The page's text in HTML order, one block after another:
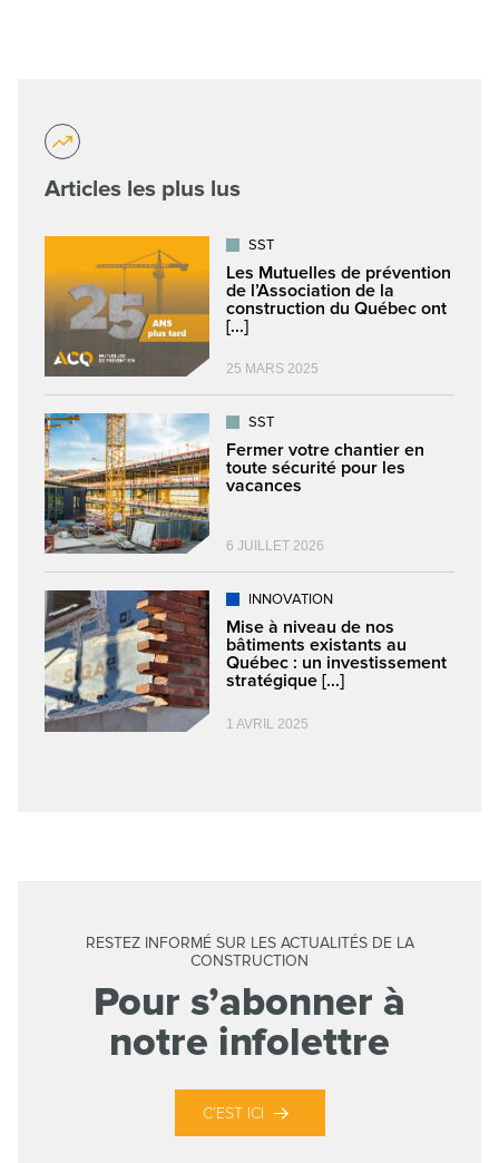
Articles les plus lus
SST
Les Mutuelles de prévention
de l’Association de la
construction du Québec ont
[...]
25 MARS 2025
SST
Fermer votre chantier en
toute sécurité pour les
vacances
6 JUILLET 2026
INNOVATION
Mise à niveau de nos
bâtiments existants au
Québec : un investissement
stratégique [...]
1 AVRIL 2025
RESTEZ INFORMÉ SUR LES ACTUALITÉS DE LA
CONSTRUCTION
Pour s’abonner à
notre infolettre
C’EST ICI